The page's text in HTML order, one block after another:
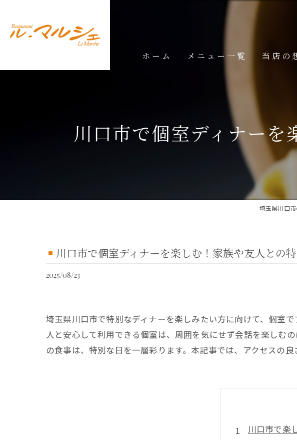
ホーム メニュー一覧
ディナーメニュー
ドリンクメニュー
当店の
川口市で個室ディナー
埼玉県川口
川口市で個室ディナーを楽しむ！家族や友人との
2025/08/23
埼玉県川口市で特別なディナーを楽しみたい方に向けて、個室
人と安心して利用できる個室は、周囲を気にせず会話を楽しむ
の食事は、特別な日を一層彩ります。本記事では、アクセスの
川口市で楽